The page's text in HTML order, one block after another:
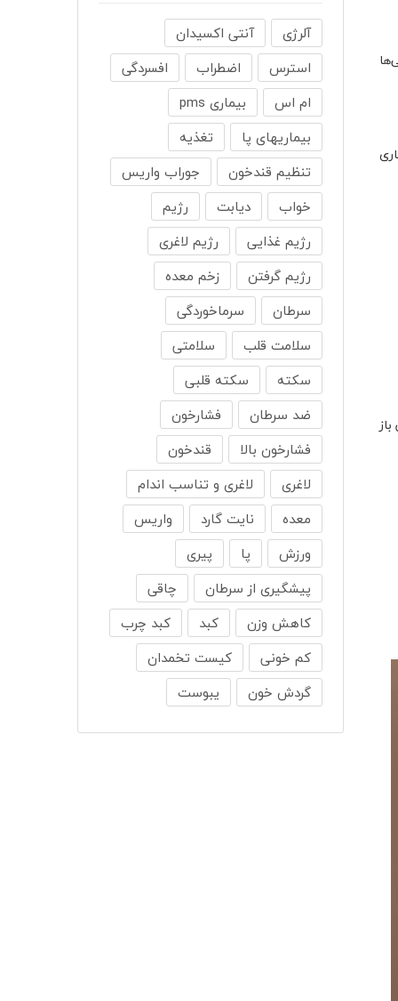
آلرژی
آنتی اکسیدان
استرس
اضطراب
افسردگی
ام اس
بیماری pms
بیماریهای پا
تغذیه
تنظیم قندخون
جوراب واریس
خواب
دیابت
رژیم
رژیم غذایی
رژیم لاغری
رژیم گرفتن
زخم معده
سرطان
سرماخوردگی
سلامت قلب
سلامتی
سکته
سکته قلبی
ضد سرطان
فشارخون
فشارخون بالا
قندخون
لاغری
لاغری و تناسب اندام
معده
نایت گارد
واریس
ورزش
پا
پیری
پیشگیری از سرطان
چاقی
کاهش وزن
کبد
کبد چرب
کم خونی
کیست تخمدان
گردش خون
یبوست